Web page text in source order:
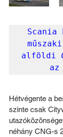
Scania
alföldi
Hétvégente a
szinte csak
néhány CNG-s